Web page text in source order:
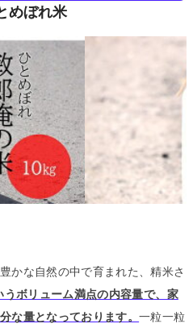
めぼれ米
かな自然の中で育まれた、精米さ
ボリューム満点の内容量で、家
な量となっております。一粒一粒